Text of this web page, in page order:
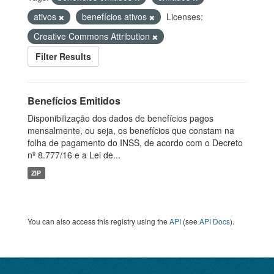
ativos
benefícios ativos
Licenses:
Creative Commons Attribution
Filter Results
Benefícios Emitidos
Disponibilização dos dados de benefícios pagos
mensalmente, ou seja, os benefícios que constam na
folha de pagamento do INSS, de acordo com o Decreto
nº 8.777/16 e a Lei de...
ZIP
You can also access this registry using the API (see API Docs).